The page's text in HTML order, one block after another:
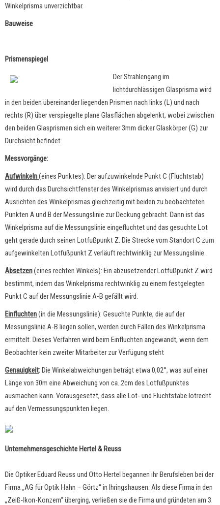
Winkelprisma unverzichtbar.
Bauweise
Prismenspiegel
Der Strahlengang im
lichtdurchlässigen Glasprisma wird
in den beiden übereinander liegenden Prismen nach links (L) und nach
rechts (R) über verspiegelte plane Glasflächen abgelenkt, wobei zwischen
den beiden Glasprismen sich ein weiterer 3mm dicker Glaskörper (G) zur
Durchsicht befindet.
Messvorgänge:
Aufwinkeln(eines Punktes): Der aufzuwinkelnde Punkt C (Fluchtstab)
wird durch das Durchsichtfenster des Winkelprismas anvisiert und durch
Ausrichten des Winkelprismas gleichzeitig mit beiden zu beobachteten
Punkten A und B der Messungslinie zur Deckung gebracht. Dann ist das
Winkelprisma auf die Messungslinie eingefluchtet und das gesuchte Lot
geht gerade durch seinen Lotfußpunkt Z. Die Strecke vom Standort C zum
aufgewinkelten Lotfußpunkt Z verläuft rechtwinklig zur Messungslinie.
Absetzen(eines rechten Winkels): Ein abzusetzender Lotfußpunkt Z wird
bestimmt, indem das Winkelprisma rechtwinklig zu einem festgelegten
Punkt C auf der Messungslinie A-B gefällt wird.
Einfluchten(in die Messungslinie): Gesuchte Punkte, die auf der
Messungslinie A-B liegen sollen, werden durch Fällen des Winkelprisma
ermittelt. Dieses Verfahren wird beim Einfluchten angewandt, wenn dem
Beobachter kein zweiter Mitarbeiter zur Verfügung steht
Genauigkeit:Die Winkelabweichungen beträgt etwa 0,02°, was auf einer
Länge von 30m eine Abweichung von ca. 2cm des Lotfußpunktes
ausmachen kann. Vorausgesetzt, dass alle Lot- und Fluchtstäbe lotrecht
auf den Vermessungspunkten liegen.
Unternehmensgeschichte Hertel & Reuss
Die Optiker Eduard Reuss und Otto Hertel begannen ihr Berufsleben bei der
Firma „AG für Optik Hahn – Görtz“ in Ihringshausen. Als diese Firma in den
„Zeiß-Ikon-Konzern“ überging, verließen sie die Firma und gründeten am 3.